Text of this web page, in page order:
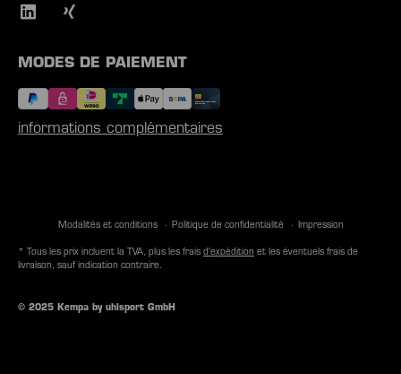
MODES DE PAIEMENT
informations complémentaires
Modalités et conditions Politique de confidentialité Impression
© 2025 Kempa by uhlsport GmbH
* Tous les prix incluent la TVA, plus les frais d'expédition et les éventuels frais de
livraison, sauf indication contraire.